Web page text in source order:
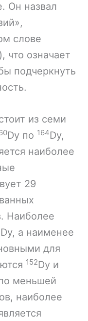
Он назвал
слове
что означает
подчеркнуть
из семи
Dy по 164Dy,
наиболее
29
Наиболее
Dy, а наименее
для
152Dy и
меньшей
наиболее